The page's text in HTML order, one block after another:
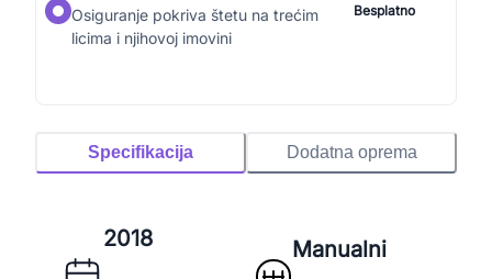
Osiguranje pokriva štetu na trećim
licima i njihovoj imovini
Besplatno
Specifikacija Dodatna oprema
2018 Manualni